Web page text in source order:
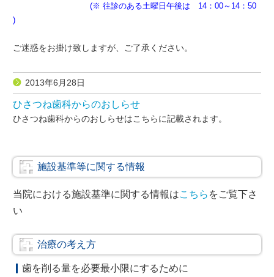
(※ 往診のある土曜日午後は 14：00～14：50
)
ご迷惑をお掛け致しますが、ご了承ください。
2013年6月28日
ひさつね歯科からのおしらせ
ひさつね歯科からのおしらせはこちらに記載されます。
施設基準等に関する情報
当院における施設基準に関する情報はこちら をご覧下さ
い
治療の考え方
歯を削る量を必要最小限にするために